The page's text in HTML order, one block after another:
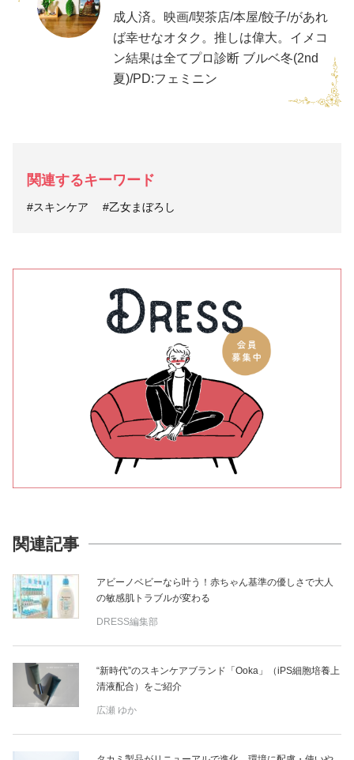
成人済。映画/喫茶店/本屋/餃子/があれ
ば幸せなオタク。推しは偉大。イメコ
ン結果は全てプロ診断 ブルベ冬(2nd
夏)/PD:フェミニン
関連するキーワード
#スキンケア #乙女まぼろし
関連記事
アビーノベビーなら叶う！赤ちゃん基準の優しさで大人
の敏感肌トラブルが変わる
DRESS編集部
“新時代”のスキンケアブランド「Ooka」（iPS細胞培養上
清液配合）をご紹介
広瀬 ゆか